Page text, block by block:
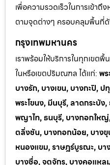
เพื่อความรวดเร็วในการเข้าถึ
ตามจุดต่างๆ ครอบคลุมพื้นที่
กรุงเทพมหานคร
เราพร้อมให้บริการในทุกเขตพื้
ในหรือเขตปริมณฑล ได้แก่: พ
บางรัก, บางเขน, บางกะปิ,
พระโขนง, มีนบุรี, ลาดกระบั
พญาไท, ธนบุรี, บางกอกให
ตลิ่งชัน, บางกอกน้อย, บาง
หนองแขม, ราษฎร์บูรณะ, บ
บางซื่อ, จตุจักร, บางคอแหล